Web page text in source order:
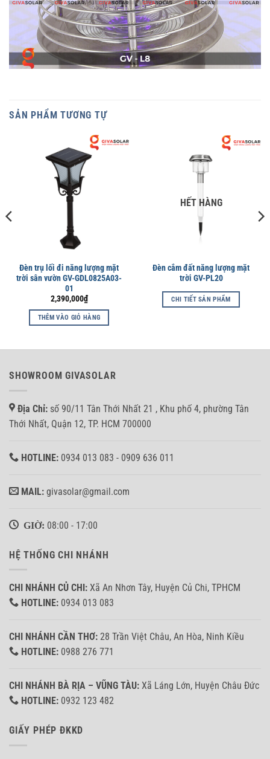
SẢN PHẨM TƯƠNG TỰ
Đèn trụ lối đi năng lượng mặt
trời sân vườn GV-GDL0825A03-
01
2,390,000₫
THÊM VÀO GIỎ HÀNG
HẾT HÀNG
Đèn cắm đất năng lượng mặt
trời GV-PL20
CHI TIẾT SẢN PHẨM
SHOWROOM GIVASOLAR
Địa Chỉ: số 90/11 Tân Thới Nhất 21 , Khu phố 4, phường Tân
Thới Nhất, Quận 12, TP. HCM 700000
HOTLINE: 0934 013 083 - 0909 636 011
MAIL: givasolar@gmail.com
GIỜ: 08:00 - 17:00
HỆ THỐNG CHI NHÁNH
CHI NHÁNH CỦ CHI: Xã An Nhơn Tây, Huyện Củ Chi, TPHCM
HOTLINE: 0934 013 083
CHI NHÁNH CẦN THƠ: 28 Trần Việt Châu, An Hòa, Ninh Kiều
HOTLINE: 0988 276 771
CHI NHÁNH BÀ RỊA – VŨNG TÀU: Xã Láng Lớn, Huyện Châu Đức
HOTLINE: 0932 123 482
GIẤY PHÉP ĐKKD